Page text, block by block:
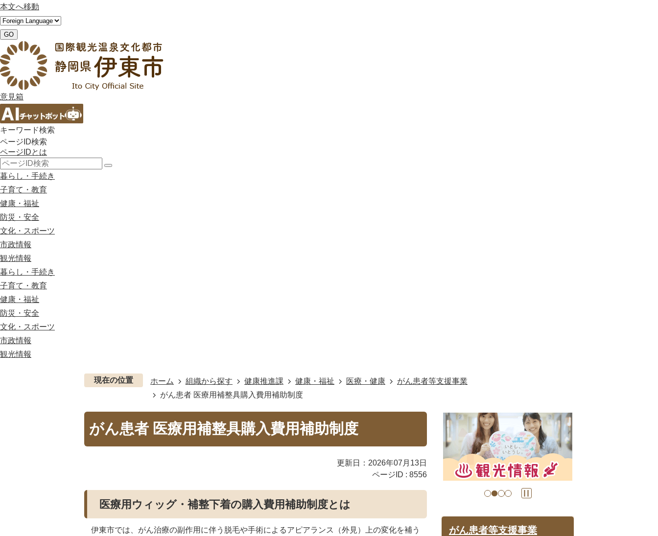
本文へ移動
GO
意見箱
キーワード検索
ページID検索
ページIDとは
暮らし・手続き
子育て・教育
健康・福祉
防災・安全
文化・スポーツ
市政情報
観光情報
暮らし・手続き
子育て・教育
健康・福祉
防災・安全
文化・スポーツ
市政情報
観光情報
現在の位置 ホーム 組織から探す 健康推進課 健康・福祉 医療・健康
がん患者等支援事業
がん患者 医療用補整具購入費用補助制度
がん患者 医療用補整具購入費用補助制度
更新日：2026年07月13日
ページID : 8556
医療用ウィッグ・補整下着の購入費用補助制度とは
伊東市では、がん治療の副作用に伴う脱毛や手術によるアピアランス（外見）上の変化を補う
枚
目
の
ド
枚
目
の
ド
がん患者等支援事業